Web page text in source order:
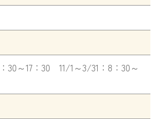
30～17：30 11/1～3/31：8：30～